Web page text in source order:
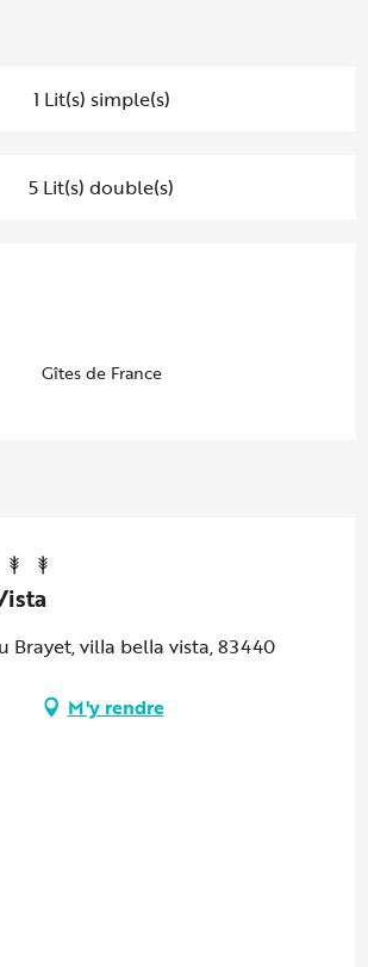
1 Lit(s) simple(s)
5 Lit(s) double(s)
Gîtes de France
Brayet, villa bella vista, 83440
M'y rendre